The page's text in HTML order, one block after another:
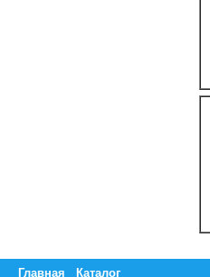
Главная
Каталог